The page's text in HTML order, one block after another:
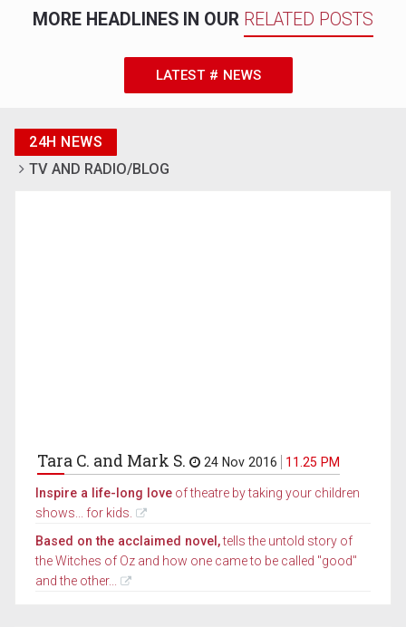
MORE HEADLINES IN OUR RELATED POSTS
LATEST # NEWS
24H NEWS
TV AND RADIO/BLOG
Tara C. and Mark S. 24 Nov 2016 11.25 PM
Inspire a life-long love of theatre by taking your children
shows... for kids.
Based on the acclaimed novel,tells the untold story of
the Witches of Oz and how one came to be called "good"
and the other...